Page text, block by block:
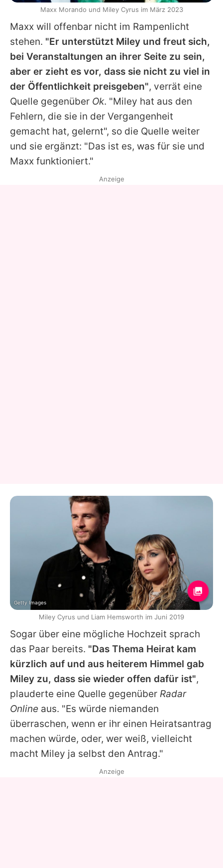
Maxx will offenbar nicht im Rampenlicht
stehen. "Er unterstützt Miley und freut sich,
bei Veranstaltungen an ihrer Seite zu sein,
aber er zieht es vor, dass sie nicht zu viel in
der Öffentlichkeit preisgeben", verrät eine
Quelle gegenüber Ok. "Miley hat aus den
Fehlern, die sie in der Vergangenheit
gemacht hat, gelernt", so die Quelle weiter
und sie ergänzt: "Das ist es, was für sie und
Maxx funktioniert."
Sogar über eine mögliche Hochzeit sprach
das Paar bereits. "Das Thema Heirat kam
kürzlich auf und aus heiterem Himmel gab
Miley zu, dass sie wieder offen dafür ist",
plauderte eine Quelle gegenüber Radar
Online aus. "Es würde niemanden
überraschen, wenn er ihr einen Heiratsantrag
machen würde, oder, wer weiß, vielleicht
macht Miley ja selbst den Antrag."
Maxx Morando und Miley Cyrus im März 2023
Anzeige
Getty Images
Miley Cyrus und Liam Hemsworth im Juni 2019
Anzeige